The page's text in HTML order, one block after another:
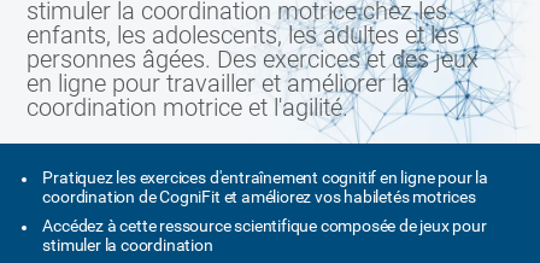
stimuler la coordination motrice chez les
enfants, les adolescents, les adultes et les
personnes âgées. Des exercices et des jeux
en ligne pour travailler et améliorer la
coordination motrice et l'agilité.
Pratiquez les exercices d'entraînement cognitif en ligne pour la
coordination de CogniFit et améliorez vos habiletés motrices
Accédez à cette ressource scientifique composée de jeux pour
stimuler la coordination